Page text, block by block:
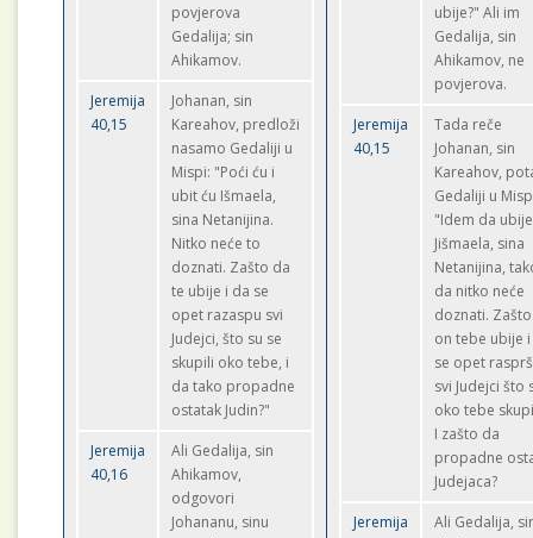
povjerova
Gedalija; sin
Ahikamov.
Jeremija
40,15
Johanan, sin
Kareahov, predloži
nasamo Gedaliji u
Mispi: "Poći ću i
ubit ću Išmaela,
sina Netanijina.
Nitko neće to
doznati. Zašto da
te ubije i da se
opet razaspu svi
Judejci, što su se
skupili oko tebe, i
da tako propadne
ostatak Judin?"
Jeremija
40,16
Ali Gedalija, sin
Ahikamov,
odgovori
Johananu, sinu
ubije?" Ali im
Gedalija, sin
Ahikamov, ne
povjerova.
Jeremija
40,15
Tada reče
Johanan, sin
Kareahov,
Gedaliji u
"Idem da
Jišmaela, sina
Netanijina,
da nitko neće
doznati.
on tebe ubije
se opet
svi Judejci što
oko tebe
I zašto da
propadne
Judejaca?
Jeremija
Ali Gedalija,